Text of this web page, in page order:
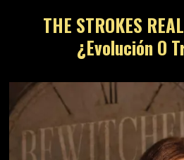
THE STROKES
¿Evolución O